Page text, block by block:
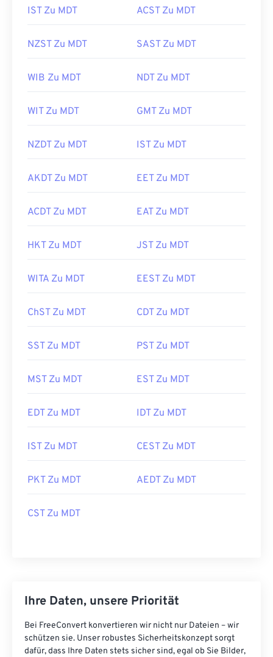
IST Zu MDT ACST Zu MDT
NZST Zu MDT SAST Zu MDT
WIB Zu MDT NDT Zu MDT
WIT Zu MDT GMT Zu MDT
NZDT Zu MDT IST Zu MDT
AKDT Zu MDT EET Zu MDT
ACDT Zu MDT EAT Zu MDT
HKT Zu MDT JST Zu MDT
WITA Zu MDT EEST Zu MDT
ChST Zu MDT CDT Zu MDT
SST Zu MDT PST Zu MDT
MST Zu MDT EST Zu MDT
EDT Zu MDT IDT Zu MDT
IST Zu MDT CEST Zu MDT
PKT Zu MDT AEDT Zu MDT
CST Zu MDT
Ihre Daten, unsere Priorität
Bei FreeConvert konvertieren wir nicht nur Dateien – wir
schützen sie. Unser robustes Sicherheitskonzept sorgt
dafür, dass Ihre Daten stets sicher sind, egal ob Sie Bilder,